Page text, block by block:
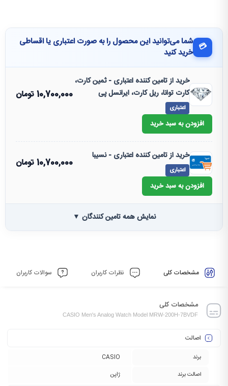
💳 شما می‌توانید این محصول را به صورت اعتباری یا اقساطی
خرید کنید
خرید از تامین کننده اعتباری - ثمین کارت،
کارت توانا، ریل کارت، ایرانسل پی
اعتباری
10,700,000تومان
افزودن به سبد خرید
خرید از تامین کننده اعتباری - نسیبا
اعتباری
10,700,000تومان
افزودن به سبد خرید
نمایش همه تامین کنندگان ▼
مشخصات کلی نظرات کاربران سوالات کاربران
مشخصات کلی
CASIO Men's Analog Watch Model MRW-200H-7BVDF
اصالت
برند
CASIO
اصالت برند
ژاپن